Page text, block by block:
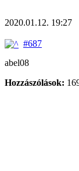
2020.01.12. 19:27
#687
abel08
Hozzászólások: